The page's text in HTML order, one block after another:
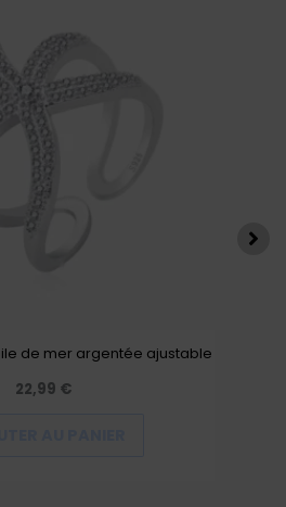
de mer argentée ajustable
22,99 €